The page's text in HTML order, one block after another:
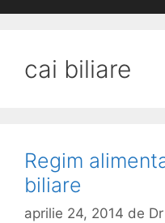
cai biliare
Regim
biliare
aprilie 24, 2014 de